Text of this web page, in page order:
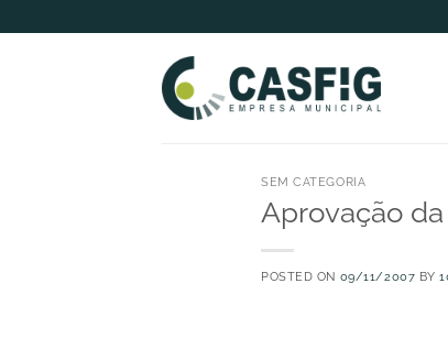
to
SEM CATEGORIA
Aprovação
POSTED ON 09/11/2007 BY